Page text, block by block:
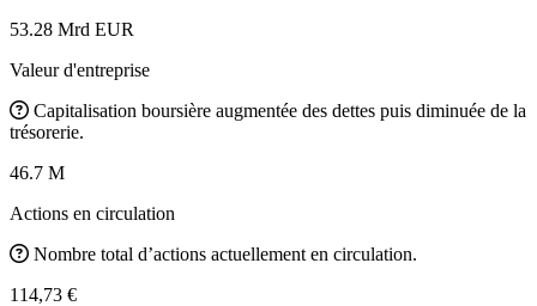
53.28 Mrd EUR
Valeur d'entreprise
Capitalisation boursière augmentée des dettes puis diminuée de la
trésorerie.
46.7 M
Actions en circulation
Nombre total d’actions actuellement en circulation.
114,73 €